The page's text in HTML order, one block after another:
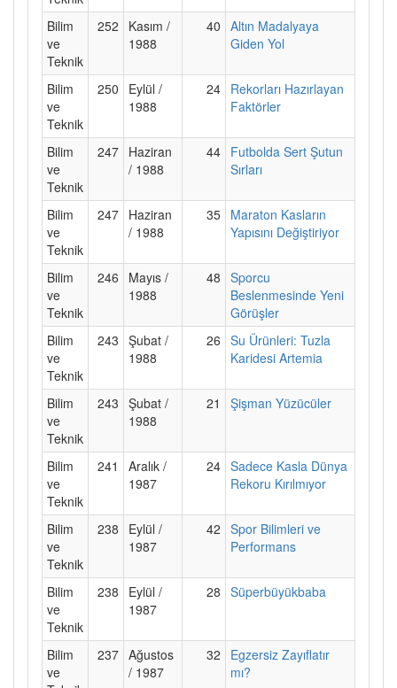
Bilim
ve
Teknik
252
Kasım /
1988
40 Altın Madalyaya
Giden Yol
Bilim
ve
Teknik
250
Eylül /
1988
24 Rekorları Hazırlayan
Faktörler
Bilim
ve
Teknik
247 Haziran
/ 1988
44 Futbolda Sert Şutun
Sırları
Bilim
ve
Teknik
247 Haziran
/ 1988
35 Maraton Kasların
Yapısını Değiştiriyor
Bilim
ve
Teknik
246
Mayıs /
1988
48 Sporcu
Beslenmesinde Yeni
Görüşler
Bilim
ve
Teknik
243 Şubat /
1988
26 Su Ürünleri: Tuzla
Karidesi Artemia
Bilim
ve
Teknik
243 Şubat /
1988
21 Şişman Yüzücüler
Bilim
ve
Teknik
241
Aralık /
1987
24 Sadece Kasla Dünya
Rekoru Kırılmıyor
Bilim
ve
Teknik
238
Eylül /
1987
42 Spor Bilimleri ve
Performans
Bilim
ve
Teknik
238
Eylül /
1987
28 Süperbüyükbaba
Bilim
ve
237 Ağustos
/ 1987
32
Egzersiz Zayıflatır
mı?